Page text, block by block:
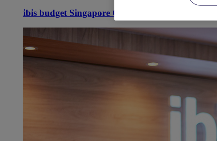
ibis budget Singapore Crystal